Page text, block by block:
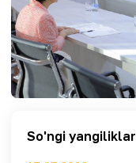
So'ngi yangiliklar